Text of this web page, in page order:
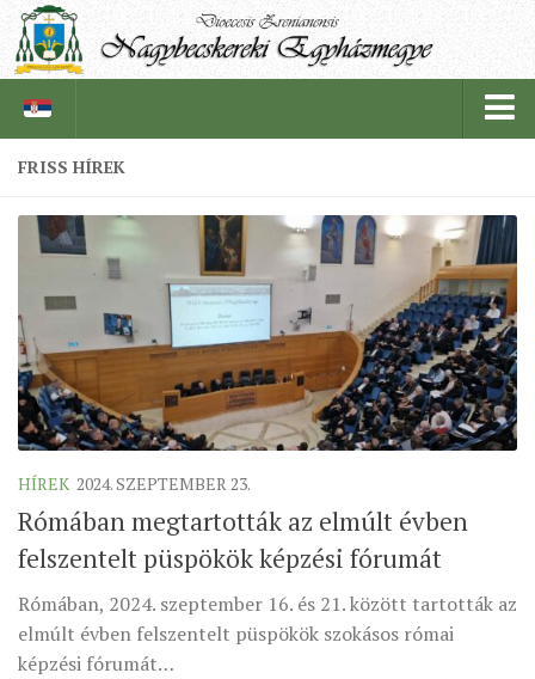
PÜSPÖK
TÖRTÉNELEM
EGYHÁZI INTÉZMÉNYEINK
EGYHÁZMEGYEI LEVÉLTÁR
LELKIPÁSZTOROK
SZERZETESRENDEK
IN MEMORIAM
PLÉBÁNIÁK
ÉSZAKI ESPERESSÉG
KÖZPONTI ESPERESSÉG
DÉLI ESPERESSÉG
FRISS HÍREK
HÍREK 2024. SZEPTEMBER 23.
Rómában megtartották az elmúlt évben
felszentelt püspökök képzési fórumát
Rómában, 2024. szeptember 16. és 21. között tartották az
elmúlt évben felszentelt püspökök szokásos római
képzési fórumát…